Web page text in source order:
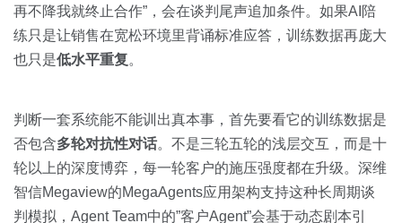
再不降我就终止合作”，会在谈判尾声追加条件。如果AI陪
练只是让销售在宽松环境里背诵标准应答，训练数据再庞大
也只是低水平重复。
判断一套系统能不能训出真本事，首先要看它的训练数据是
否包含多轮对抗性对话。不是三轮五轮的浅层交互，而是十
轮以上的深度博弈，每一轮客户的施压强度都在升级。深维
智信Megaview的MegaAgents应用架构支持这种长周期谈
判模拟，Agent Team中的”客户Agent”会基于动态剧本引